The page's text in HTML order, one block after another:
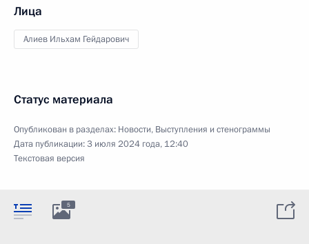
Лица
Алиев Ильхам Гейдарович
Статус материала
Опубликован в разделах: Новости, Выступления и стенограммы
Дата публикации:3 июля 2024 года, 12:40
Текстовая версия
5